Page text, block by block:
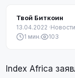
Твой Биткоин
13.04.2022 ·
1 мин.
103
Index Africa